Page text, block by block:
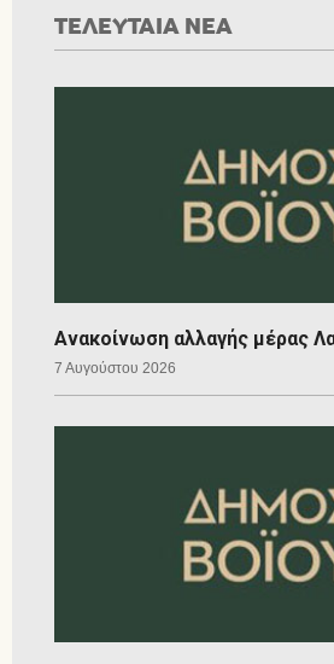
ΤΕΛΕΥΤΑΙΑ ΝΕΑ
Ανακοίνωση αλλαγής μέρας
7 Αυγούστου 2026